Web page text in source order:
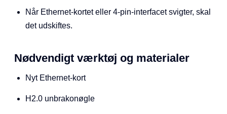
Når Ethernet-kortet eller 4-pin-interfacet svigter, skal
det udskiftes.
Nødvendigt værktøj og materialer
Nyt Ethernet-kort
H2.0 unbrakonøgle